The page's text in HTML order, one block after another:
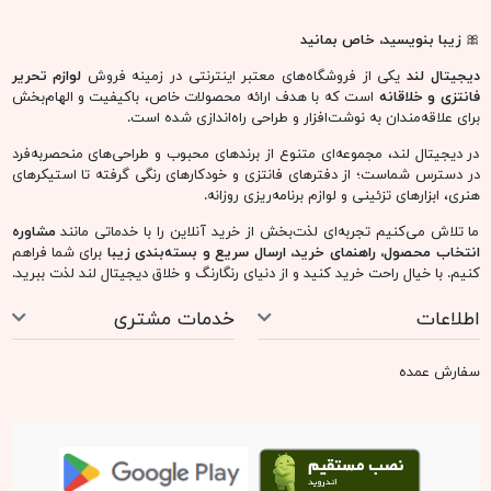
🎀زیبا بنویسید، خاص بمانید
دیجیتال لند یکی از فروشگاه‌های معتبر اینترنتی در زمینه فروش لوازم تحریر
فانتزی و خلاقانه است که با هدف ارائه محصولات خاص، باکیفیت و الهام‌بخش
برای علاقه‌مندان به نوشت‌افزار و طراحی راه‌اندازی شده است.
در دیجیتال لند، مجموعه‌ای متنوع از برندهای محبوب و طراحی‌های منحصربه‌فرد
در دسترس شماست؛ از دفترهای فانتزی و خودکارهای رنگی گرفته تا استیکرهای
هنری، ابزارهای تزئینی و لوازم برنامه‌ریزی روزانه.
ما تلاش می‌کنیم تجربه‌ای لذت‌بخش از خرید آنلاین را با خدماتی مانندمشاوره
انتخاب محصول، راهنمای خرید، ارسال سریع و بسته‌بندی زیبا برای شما فراهم
کنیم. با خیال راحت خرید کنید و از دنیای رنگارنگ و خلاق دیجیتال لند لذت ببرید.
اطلاعات خدمات مشتری
سفارش عمده